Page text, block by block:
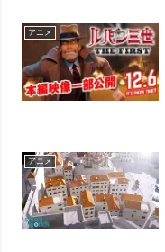
アニメ
アニメ